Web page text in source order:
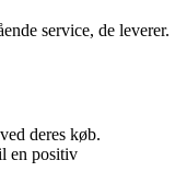
service, de leverer.
deres køb.
en positiv